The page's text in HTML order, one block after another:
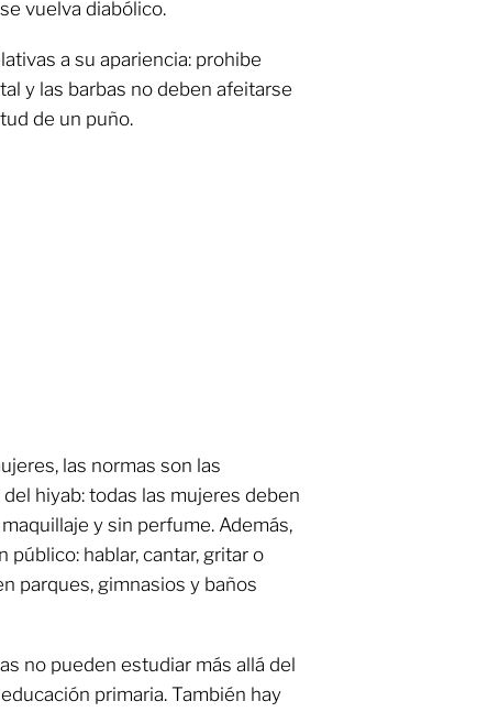
vuelva diabólico.
a su apariencia: prohibe
y las barbas no deben afeitarse
de un puño.
las normas son las
hiyab: todas las mujeres deben
y sin perfume. Además,
hablar, cantar, gritar o
parques, gimnasios y baños
no pueden estudiar más allá del
primaria. También hay